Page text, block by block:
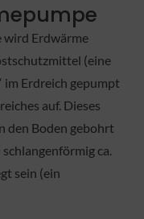
wird Erdwärme
(eine
im Erdreich gepumpt
auf. Dieses
den Boden gebohrt
schlangenförmig ca.
sein (ein